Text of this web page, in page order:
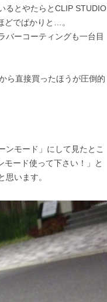
るとやたらとCLIP STUDIO
どでぱかりと…。
バーコーティングも一台目
ら直接買ったほうが圧倒的
ンモード」にして見たとこ
モード使って下さい！」と
います。